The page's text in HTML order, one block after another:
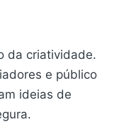
da criatividade.
e público
ideias de